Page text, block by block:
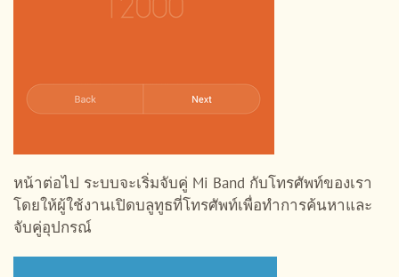
หน้าต่อไป ระบบจะเริ่มจับคู่ Mi Band กับโทรศัพท์ของเรา
โดยให้ผู้ใช้งานเปิดบลูทูธที่โทรศัพท์เพื่อทำการค้นหาและ
จับคู่อุปกรณ์